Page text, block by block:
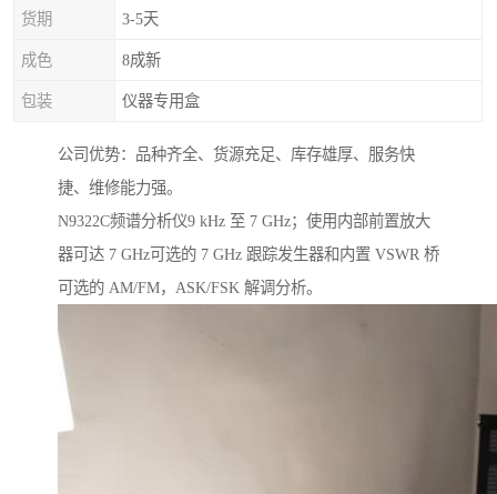
货期 3-5天
成色 8成新
包装 仪器专用盒
公司优势：品种齐全、货源充足、库存雄厚、服务快
捷、维修能力强。
N9322C频谱分析仪9 kHz 至 7 GHz；使用内部前置放大
器可达 7 GHz可选的 7 GHz 跟踪发生器和内置 VSWR 桥
可选的 AM/FM，ASK/FSK 解调分析。